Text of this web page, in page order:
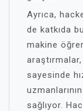
Ayrıca,
de katkıda
makine
sayesinde
sağlıyor.